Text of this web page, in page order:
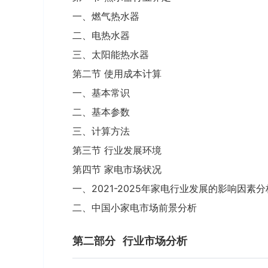
一、燃气热水器
二、电热水器
三、太阳能热水器
第二节 使用成本计算
一、基本常识
二、基本参数
三、计算方法
第三节 行业发展环境
第四节 家电市场状况
一、2021-2025年家电行业发展的影响因素分
二、中国小家电市场前景分析
第二部分 行业市场分析